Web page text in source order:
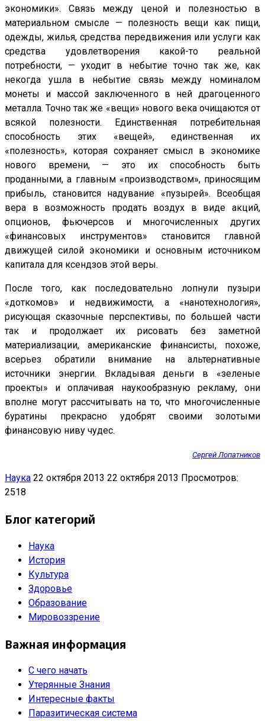
экономики». Связь между ценой и полезностью в
материальном смысле — полезность вещи как пищи,
одежды, жилья, средства передвижения или услуги как
средства удовлетворения какой-то реальной
потребности, — уходит в небытие точно так же, как
некогда ушла в небытие связь между номиналом
монеты и массой заключенного в ней драгоценного
металла. Точно так же «вещи» нового века очищаются от
всякой полезности. Единственная потребительная
способность этих «вещей», единственная их
«полезность», которая сохраняет смысл в экономике
нового времени, — это их способность быть
проданными, а главным «производством», приносящим
прибыль, становится надувание «пузырей». Всеобщая
вера в возможность продать воздух в виде акций,
опционов, фьючерсов и многочисленных других
«финансовых инструментов» становится главной
движущей силой экономики и основным источником
капитала для ксендзов этой веры.
После того, как последовательно лопнули пузыри
«доткомов» и недвижимости, а «нанотехнология»,
рисующая сказочные перспективы, по большей части
так и продолжает их рисовать без заметной
материализации, американские финансисты, похоже,
всерьез обратили внимание на альтернативные
источники энергии. Вкладывая деньги в «зеленые
проекты» и оплачивая наукообразную рекламу, они
вполне могут рассчитывать на то, что многочисленные
буратины прекрасно удобрят своими золотыми
финансовую ниву чудес.
Сергей Лопатников
Наука 22 октября 2013 22 октября 2013 Просмотров:
2518
Блог категорий
Наука
История
Культура
Здоровье
Образование
Мировоззрение
Важная информация
С чего начать
Утерянные Знания
Интересные факты
Паразитическая система